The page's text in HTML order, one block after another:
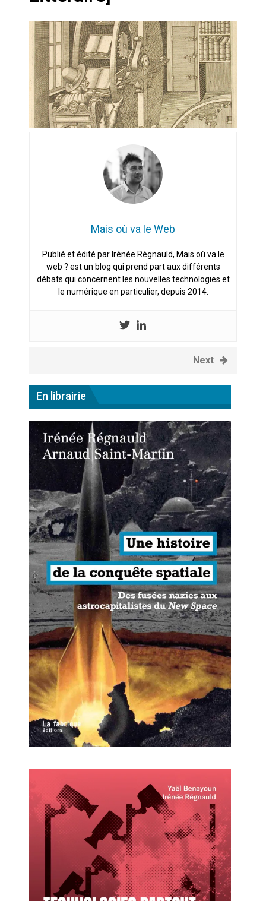
Artemis II : objectif nul
Quand Mistral veut moraliser le
pillage
Commentaire sur la polémique
des perroquets
Les syndicats, (tout) contre l’IA
En Seine-et-Marne, le projet de
Campus IA doit sortir des
champs : « On impose et copie
le gigantisme états-unien »
La vaste blague du macronisme
crypto-spatial
Mais où va le Web
Publié et édité par Irénée Régnauld, Mais où va le
web ? est un blog qui prend part aux différents
débats qui concernent les nouvelles technologies et
le numérique en particulier, depuis 2014.
Next
En librairie